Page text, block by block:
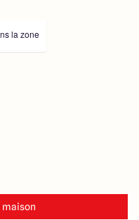
maison
la zone